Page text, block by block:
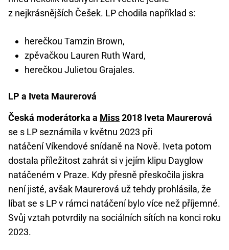
z nejkrásnějších Češek. LP chodila například s:
herečkou Tamzin Brown,
zpěvačkou Lauren Ruth Ward,
herečkou Julietou Grajales.
LP a Iveta Maurerová
Česká moderátorka a Miss2018 Iveta Maurerová
se s LP seznámila v květnu 2023 při
natáčení Víkendové snídaně na Nově. Iveta potom
dostala příležitost zahrát si v jejím klipu Dayglow
natáčeném v Praze. Kdy přesně přeskočila jiskra
není jisté, avšak Maurerová už tehdy prohlásila, že
líbat se s LP v rámci natáčení bylo více než příjemné.
Svůj vztah potvrdily na sociálních sítích na konci roku
2023.